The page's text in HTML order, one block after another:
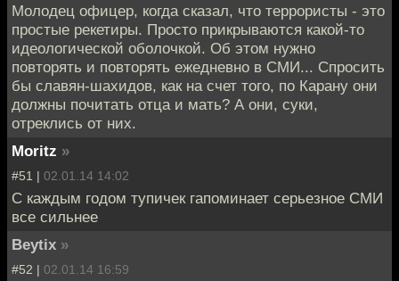
Молодец офицер, когда сказал, что террористы - это
простые рекетиры. Просто прикрываются какой-то
идеологической оболочкой. Об этом нужно
повторять и повторять ежедневно в СМИ... Спросить
бы славян-шахидов, как на счет того, по Карану они
должны почитать отца и мать? А они, суки,
отреклись от них.
Moritz »
#51 | 02.01.14 14:02
С каждым годом тупичек гапоминает серьезное СМИ
все сильнее
Beytix »
#52 | 02.01.14 16:59